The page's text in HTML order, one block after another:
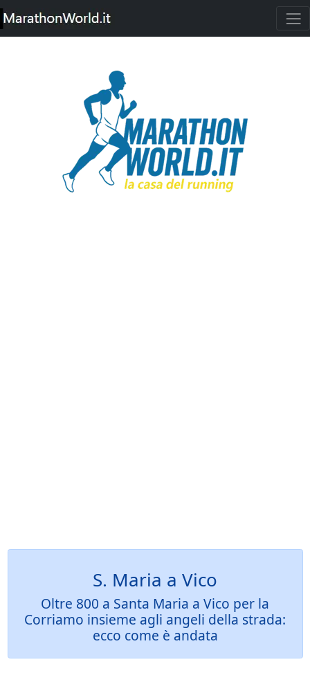
S. Maria a Vico
Oltre 800 a Santa Maria a Vico per la
Corriamo insieme agli angeli della strada:
ecco come è andata